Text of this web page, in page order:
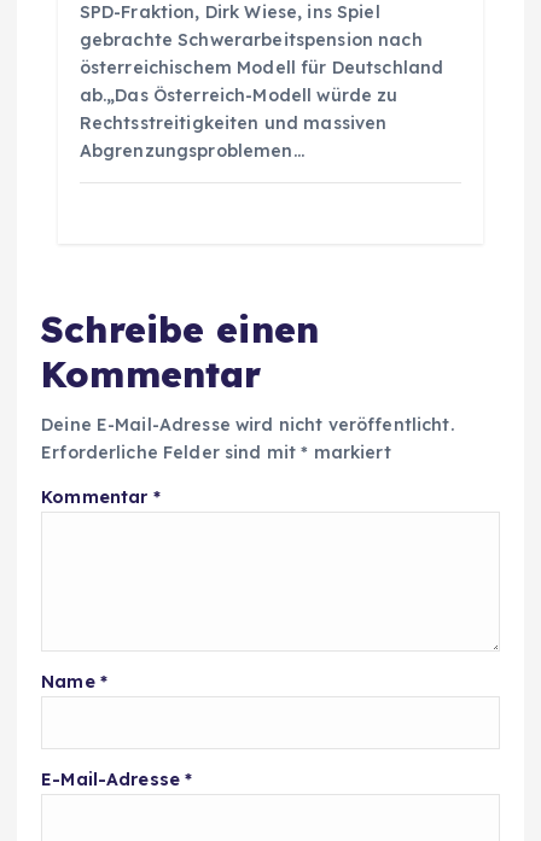
SPD-Fraktion, Dirk Wiese, ins Spiel
gebrachte Schwerarbeitspension nach
österreichischem Modell für Deutschland
ab.„Das Österreich-Modell würde zu
Rechtsstreitigkeiten und massiven
Abgrenzungsproblemen…
Schreibe einen
Kommentar
Deine E-Mail-Adresse wird nicht veröffentlicht.
Erforderliche Felder sind mit* markiert
Kommentar *
Name *
E-Mail-Adresse*